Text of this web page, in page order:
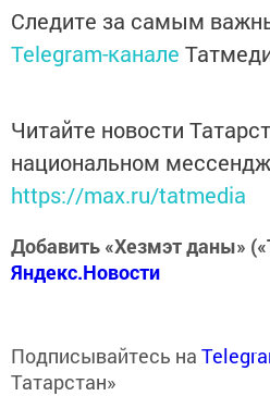
Следите за самым
Telegram-канале
Читайте новости
национальном
https://max.ru/tatmedia
Добавить «Хезмэт даны»
Яндекс.Новости
Подписывайтесь на
Татарстан»